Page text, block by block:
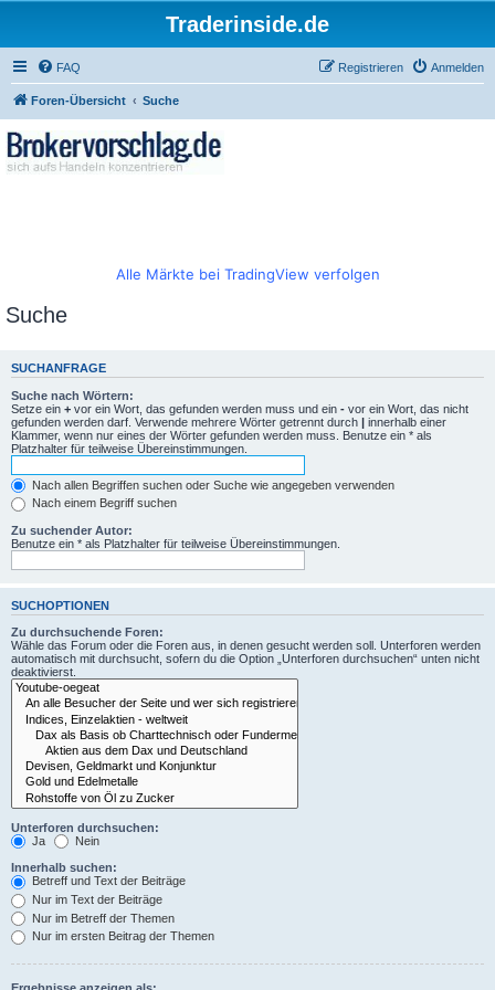
Traderinside.de
FAQ Anmelden
Registrieren
Foren-Übersicht Suche
Alle Märkte bei TradingView verfolgen
Suche
SUCHANFRAGE
Suche nach Wörtern:
Setze ein + vor ein Wort, das gefunden werden muss und ein - vor ein Wort, das nicht
gefunden werden darf. Verwende mehrere Wörter getrennt durch | innerhalb einer
Klammer, wenn nur eines der Wörter gefunden werden muss. Benutze ein * als
Platzhalter für teilweise Übereinstimmungen.
Nach allen Begriffen suchen oder Suche wie angegeben verwenden
Nach einem Begriff suchen
Zu suchender Autor:
Benutze ein * als Platzhalter für teilweise Übereinstimmungen.
SUCHOPTIONEN
Zu durchsuchende Foren:
Wähle das Forum oder die Foren aus, in denen gesucht werden soll. Unterforen werden
automatisch mit durchsucht, sofern du die Option „Unterforen durchsuchen“ unten nicht
deaktivierst.
Unterforen durchsuchen:
Ja
Nein
Innerhalb suchen:
Betreff und Text der Beiträge
Nur im Text der Beiträge
Nur im Betreff der Themen
Nur im ersten Beitrag der Themen